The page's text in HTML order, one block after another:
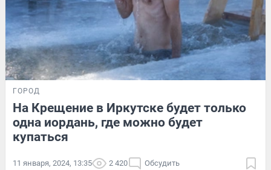
ГОРОД
На Крещение в Иркутске будет только
одна иордань, где можно будет
купаться
11 января, 2024, 13:35 2 420 Обсудить